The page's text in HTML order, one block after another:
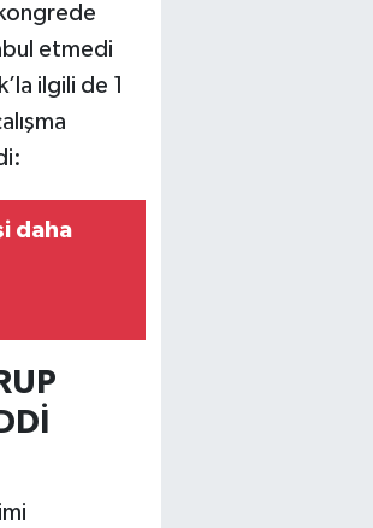
etmedi
ilgili de 1
daha